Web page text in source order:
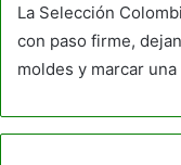
La Selección
con paso firme,
moldes y marcar